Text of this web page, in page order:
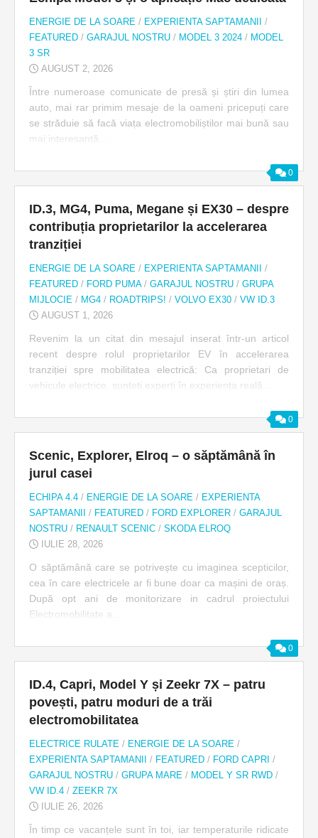
ENERGIE DE LA SOARE / EXPERIENTA SAPTAMANII
/
FEATURED / GARAJUL NOSTRU / MODEL 3 2024 / MODEL
3 SR
AUGUST 2, 2026
Între numeroase comunicate de presă și știri din lumea
auto, mai rar primim mesaje de la oameni pricepuți care
se străduie să facă viața electromobiliștilor mai bună sau
mai interesantă....
0
ID.3, MG4, Puma, Megane și EX30 – despre
contribuția proprietarilor la accelerarea
tranziției
ENERGIE DE LA SOARE / EXPERIENTA SAPTAMANII
/
FEATURED / FORD PUMA/ GARAJUL NOSTRU / GRUPA
MIJLOCIE / MG4 / ROADTRIPS! / VOLVO EX30 / VW ID.3
AUGUST 1, 2026
Revenim la un citat din mesajul inserat într-un articol
recent despre rolul proprietarilor EV în accelerarea
tranziției spre mobilitatea electrică: Ca proprietari de
vehicule electrice, sunteți experți în experiența reală...
0
Scenic, Explorer, Elroq – o săptămână în
jurul casei
ECHIPA 4.4 / ENERGIE DE LA SOARE / EXPERIENTA
SAPTAMANII
/ FEATURED / FORD EXPLORER / GARAJUL
NOSTRU / RENAULT SCENIC / SKODA ELROQ
IULIE 28, 2026
O săptămână care se potrivește cu imaginea scepticilor,
cea în care electricele ar fi bune doar ca mașini de oraș.
După opt ani de monitorizare in cadrul proiectului
Electromobilitate a...
0
ID.4, Capri, Model Y și Zeekr 7X – patru
povești, patru moduri de a trăi
electromobilitatea
ELECTRICE RULATE / ENERGIE DE LA SOARE /
EXPERIENTA SAPTAMANII
/ FEATURED / FORD CAPRI /
GARAJUL NOSTRU / GRUPA MARE / MODEL Y SR RWD /
VW ID.4 / ZEEKR 7X
IULIE 26, 2026
În timp ce vacanțele sunt în toi, iar temperaturile ridicate